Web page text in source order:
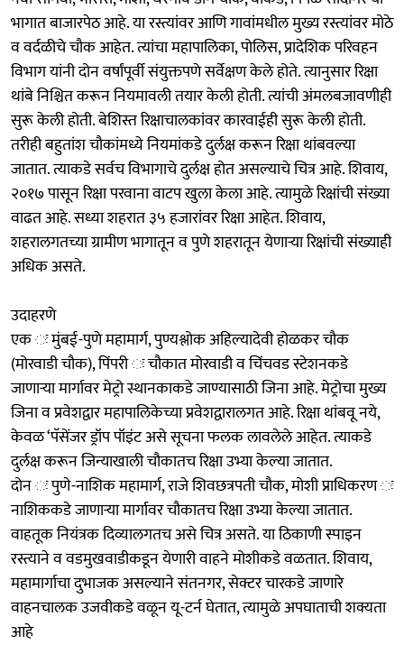
भागात बाजारपेठ आहे. या रस्त्यांवर आणि गावांमधील मुख्य रस्त्यांवर मोठे
व वर्दळीचे चौक आहेत. त्यांचा महापालिका, पोलिस, प्रादेशिक परिवहन
विभाग यांनी दोन वर्षांपूर्वी संयुक्तपणे सर्वेक्षण केले होते. त्यानुसार रिक्षा
थांबे निश्चित करून नियमावली तयार केली होती. त्यांची अंमलबजावणीही
सुरू केली होती. बेशिस्त रिक्षाचालकांवर कारवाईही सुरू केली होती.
तरीही बहुतांश चौकांमध्ये नियमांकडे दुर्लक्ष करून रिक्षा थांबवल्या
जातात. त्याकडे सर्वच विभागाचे दुर्लक्ष होत असल्याचे चित्र आहे. शिवाय,
२०१७ पासून रिक्षा परवाना वाटप खुला केला आहे. त्यामुळे रिक्षांची संख्या
वाढत आहे. सध्या शहरात ३५ हजारांवर रिक्षा आहेत. शिवाय,
शहरालगतच्या ग्रामीण भागातून व पुणे शहरातून येणाऱ्या रिक्षांची संख्याही
अधिक असते.
उदाहरणे
एक ः मुंबई-पुणे महामार्ग, पुण्यश्लोक अहिल्यादेवी होळकर चौक
(मोरवाडी चौक), पिंपरी ः चौकात मोरवाडी व चिंचवड स्टेशनकडे
जाणाऱ्या मार्गावर मेट्रो स्थानकाकडे जाण्यासाठी जिना आहे. मेट्रोचा मुख्य
जिना व प्रवेशद्वार महापालिकेच्या प्रवेशद्वारालगत आहे. रिक्षा थांबवू नये,
केवळ ‘पॅसेंजर ड्रॉप पॉइंट असे सूचना फलक लावलेले आहेत. त्याकडे
दुर्लक्ष करून जिन्याखाली चौकातच रिक्षा उभ्या केल्या जातात.
दोन ः पुणे-नाशिक महामार्ग, राजे शिवछत्रपती चौक, मोशी प्राधिकरण ः
नाशिककडे जाणाऱ्या मार्गावर चौकातच रिक्षा उभ्या केल्या जातात.
वाहतूक नियंत्रक दिव्यालगतच असे चित्र असते. या ठिकाणी स्पाइन
रस्त्याने व वडमुखवाडीकडून येणारी वाहने मोशीकडे वळतात. शिवाय,
महामार्गाचा दुभाजक असल्याने संतनगर, सेक्टर चारकडे जाणारे
वाहनचालक उजवीकडे वळून यू-टर्न घेतात, त्यामुळे अपघाताची शक्यता
आहे